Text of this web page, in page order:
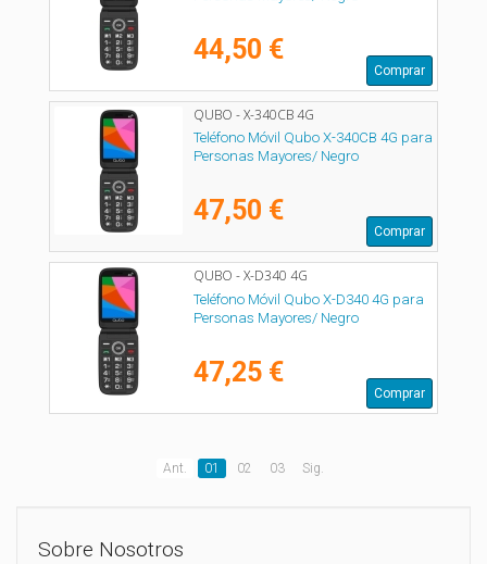
44,50 €
Comprar
QUBO - X-340CB 4G
Teléfono Móvil Qubo X-340CB 4G para
Personas Mayores/ Negro
47,50 €
Comprar
QUBO - X-D340 4G
Teléfono Móvil Qubo X-D340 4G para
Personas Mayores/ Negro
47,25 €
Comprar
Ant. 01 02 03 Sig.
Sobre Nosotros